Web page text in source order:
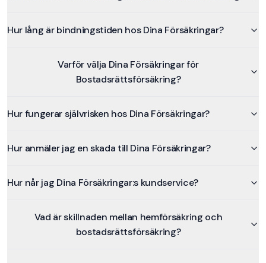
Hur lång är bindningstiden hos Dina Försäkringar?
Varför välja Dina Försäkringar för
Bostadsrättsförsäkring?
Hur fungerar självrisken hos Dina Försäkringar?
Hur anmäler jag en skada till Dina Försäkringar?
Hur når jag Dina Försäkringar:s kundservice?
Vad är skillnaden mellan hemförsäkring och
bostadsrättsförsäkring?